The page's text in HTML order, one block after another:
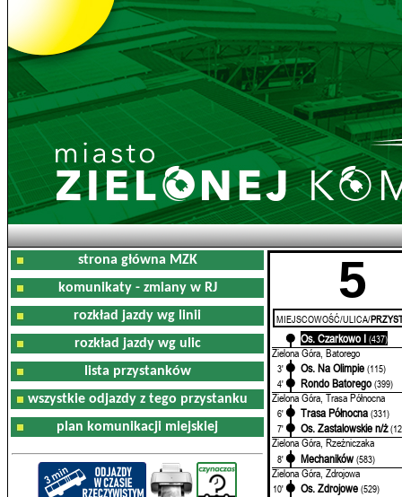
strona główna MZK
komunikaty - zmiany w RJ
rozkład jazdy wg linii
rozkład jazdy wg ulic
lista przystanków
wszystkie odjazdy z tego przystanku
plan komunikacji miejskiej
5
MIEJSCOWOŚĆ/ULICA/
Os. Czarkowo I (437)
Zielona Góra, Batorego
3' Os. Na Olimpie (115)
4'
Rondo Batorego (399)
Zielona Góra, Trasa Północna
6' Trasa Północna (331)
7'
Os. Zastalowskie n/ż
Zielona Góra, Rzeźniczaka
8' Mechaników (583)
Zielona Góra, Zdrojowa
10' Os. Zdrojowe (529)